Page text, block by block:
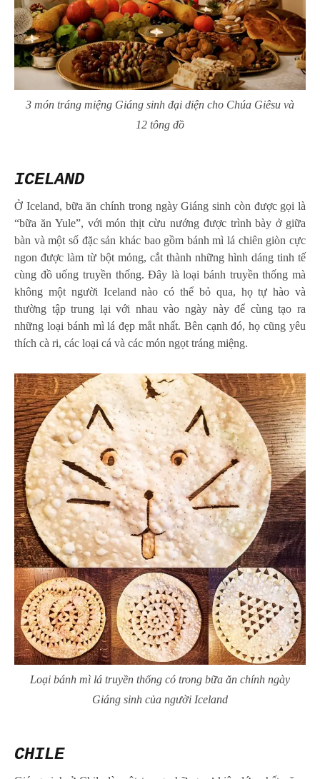
3 món tráng miệng Giáng sinh đại diện cho Chúa Giêsu và
12 tông đồ
ICELAND
Ở Iceland, bữa ăn chính trong ngày Giáng sinh còn được gọi là
“bữa ăn Yule”, với món thịt cừu nướng được trình bày ở giữa
bàn và một số đặc sản khác bao gồm bánh mì lá chiên giòn cực
ngon được làm từ bột mỏng, cắt thành những hình dáng tinh tế
cùng đồ uống truyền thống. Đây là loại bánh truyền thống mà
không một người Iceland nào có thể bỏ qua, họ tự hào và
thường tập trung lại với nhau vào ngày này để cùng tạo ra
những loại bánh mì lá đẹp mắt nhất. Bên cạnh đó, họ cũng yêu
thích cà ri, các loại cá và các món ngọt tráng miệng.
Loại bánh mì lá truyền thống có trong bữa ăn chính ngày
Giáng sinh của người Iceland
CHILE